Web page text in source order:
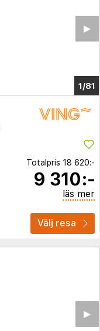
1/81
▶︎
Totalpris 18 620:-
9 310:-
läs mer
Välj resa
▶︎